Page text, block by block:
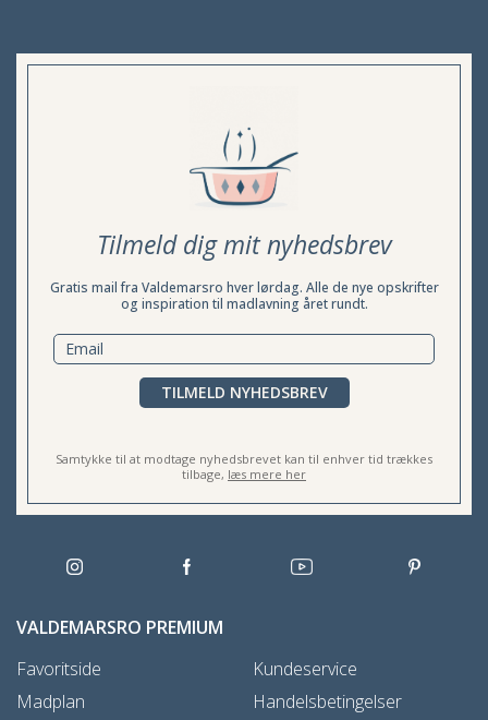
Tilmeld dig mit nyhedsbrev
Gratis mail fra Valdemarsro hver lørdag. Alle de nye opskrifter
og inspiration til madlavning året rundt.
TILMELD NYHEDSBREV
Samtykke til at modtage nyhedsbrevet kan til enhver tid trækkes
tilbage, læs mere her
VALDEMARSRO PREMIUM
Favoritside
Madplan
Kundeservice
Handelsbetingelser